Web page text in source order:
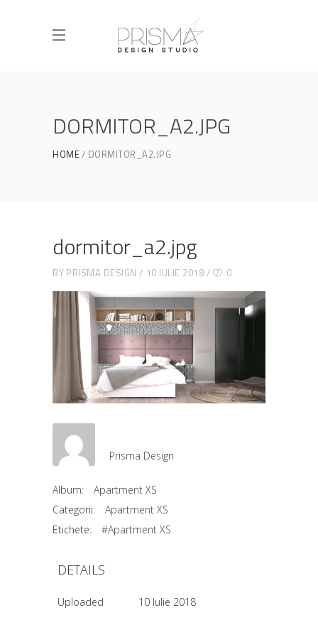
DORMITOR_A2.JPG
HOME DORMITOR_A2.JPG
dormitor_a2.jpg
BY PRISMA DESIGN 10 IULIE 2018 0
Prisma Design
Album:
Apartment XS
Categorii:
Apartment XS
Etichete:
#Apartment XS
DETAILS
Uploaded 10 Iulie 2018